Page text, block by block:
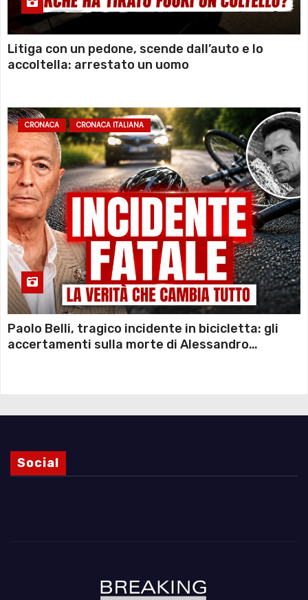
Litiga con un pedone, scende dall’auto e lo
accoltella: arrestato un uomo
CRONACA CRONACA ITALIANA
Paolo Belli, tragico incidente in bicicletta: gli
accertamenti sulla morte di Alessandro
Social